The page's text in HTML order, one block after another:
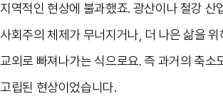
지역적인 현상에 불과했죠. 광산이나 철강 산
사회주의 체제가 무너지거나, 더 나은 삶을 위
교외로 빠져나가는 식으로요. 즉 과거의 축소
고립된 현상이었습니다.